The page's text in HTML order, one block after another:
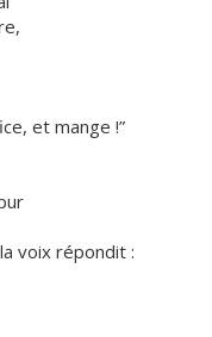
et mange !”
voix répondit :